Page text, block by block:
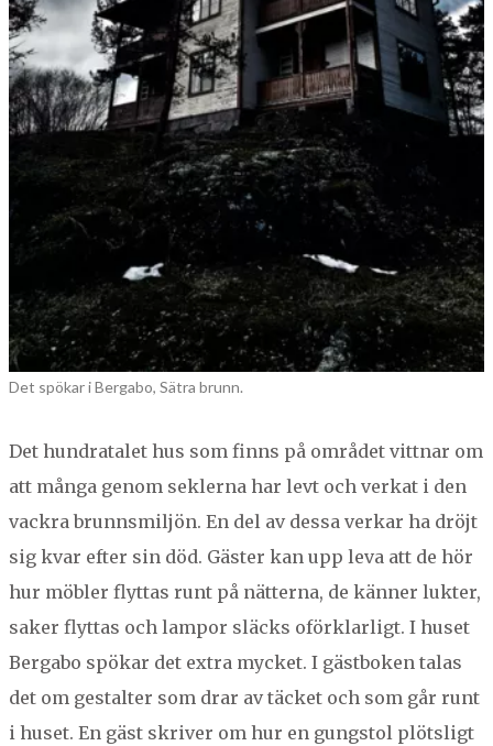
Det spökar i Bergabo, Sätra brunn.
Det hun­dratalet hus som finns på området vit­tnar om
att mån­ga genom sek­ler­na har levt och verkat i den
vack­ra brunns­miljön. En del av dessa verkar ha dröjt
sig kvar efter sin död. Gäster kan upp­ leva att de hör
hur möbler fly­t­tas runt på nät­ter­na, de kän­ner luk­ter,
sak­er fly­t­tas och lam­por släcks oförk­larligt. I huset
Bergabo spökar det extra myck­et. I gäst­bo­ken talas
det om gestal­ter som drar av täck­et och som går runt
i huset. En gäst skriv­er om hur en gungstol plöt­sligt